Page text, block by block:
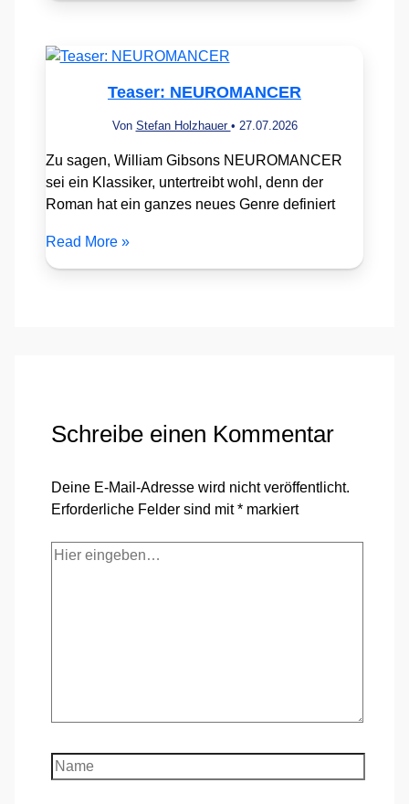
Teaser: NEUROMANCER
Von Stefan Holzhauer • 27.07.2026
Zu sagen, William Gibsons NEUROMANCER
sei ein Klassiker, untertreibt wohl, denn der
Roman hat ein ganzes neues Genre definiert
Read More »
Schreibe einen Kommentar
Deine E-Mail-Adresse wird nicht veröffentlicht.
Erforderliche Felder sind mit* markiert
Hier
Name